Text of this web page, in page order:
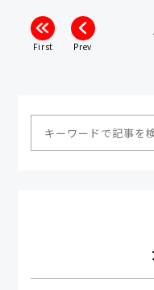
First Prev